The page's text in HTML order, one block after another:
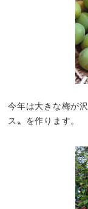
今年は大きな梅が
ス〟を作ります。